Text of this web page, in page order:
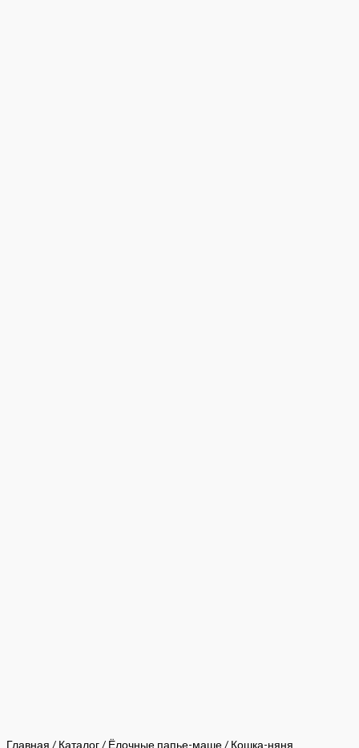
Главная / Каталог/ Ёлочные папье-маше/ Кошка-няня